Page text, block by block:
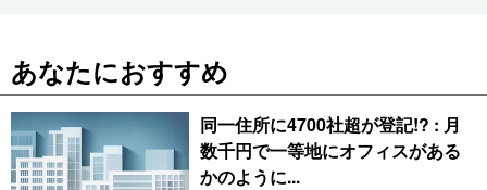
あなたにおすすめ
同一住所に4700社超が登記!? : 月
数千円で一等地にオフィスがある
かのように...